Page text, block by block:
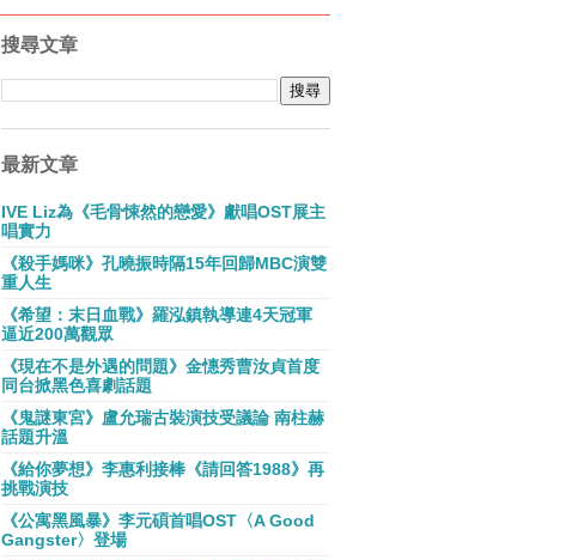
搜尋文章
最新文章
IVE Liz為《毛骨悚然的戀愛》獻唱OST展主
唱實力
《殺手媽咪》孔曉振時隔15年回歸MBC演雙
重人生
《希望：末日血戰》羅泓鎮執導連4天冠軍
逼近200萬觀眾
《現在不是外遇的問題》金憓秀曹汝貞首度
同台掀黑色喜劇話題
《鬼謎東宮》盧允瑞古裝演技受議論 南柱赫
話題升溫
《給你夢想》李惠利接棒《請回答1988》再
挑戰演技
《公寓黑風暴》李元碩首唱OST〈A Good
Gangster〉登場